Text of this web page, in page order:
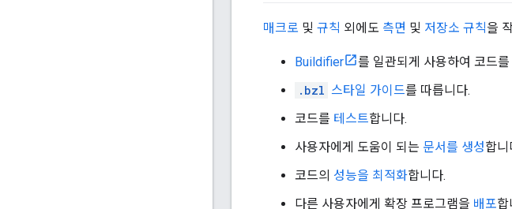
매크로 및 규칙 외에도 측면 및 저장소 규칙을
Buildifier
를 일관되게 사용하여 코드
.bzl 스타일 가이드를 따릅니다.
코드를 테스트합니다.
사용자에게 도움이 되는 문서를 생성합니
코드의 성능을 최적화합니다.
다른 사용자에게 확장 프로그램을 배포합